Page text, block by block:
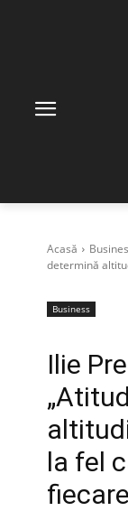
Acasă
determină
Business
Ilie
la fel